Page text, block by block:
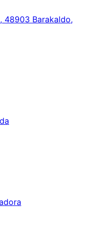
48903 Barakaldo,